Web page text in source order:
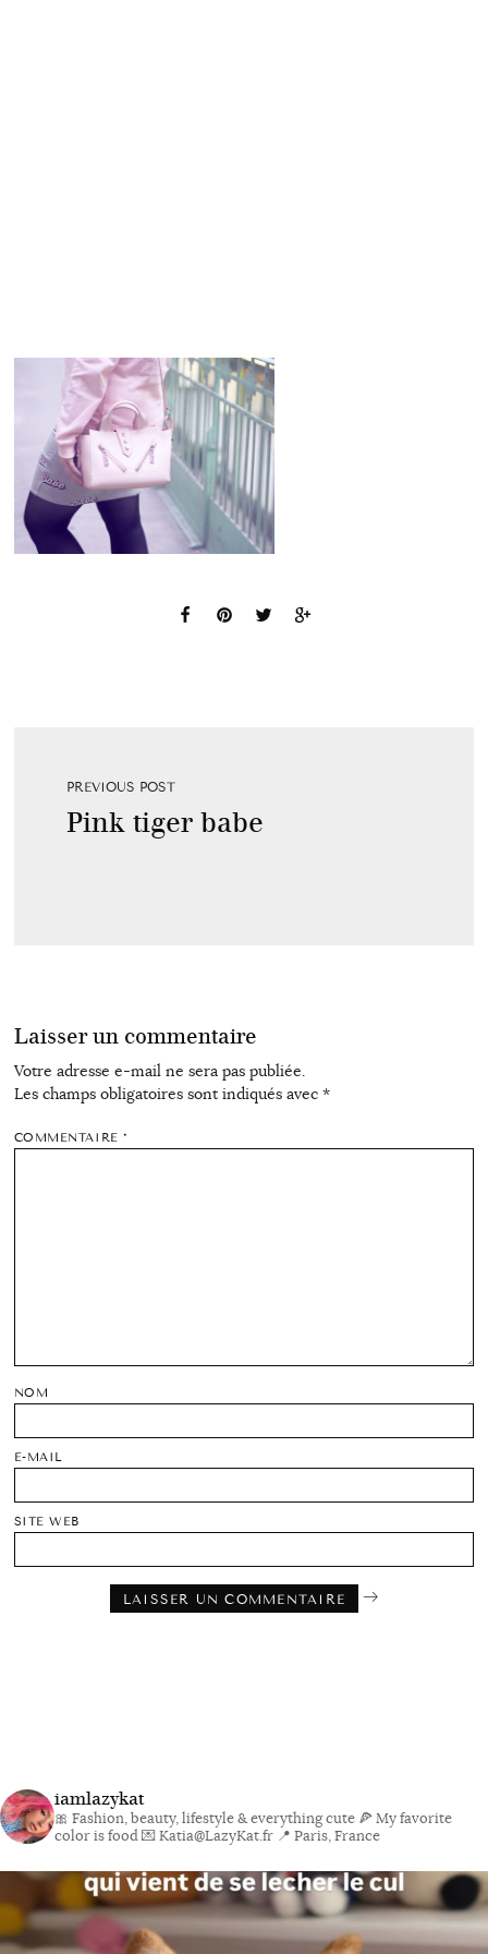
PREVIOUS POST
Pink tiger babe
Laisser un commentaire
Votre adresse e-mail ne sera pas publiée.
Les champs obligatoires sont indiqués avec *
COMMENTAIRE*
NOM
E-MAIL
SITE WEB
iamlazykat
🎀 Fashion, beauty, lifestyle & everything cute 🍕 My favorite
color is food💌 Katia@LazyKat.fr 📍 Paris, France